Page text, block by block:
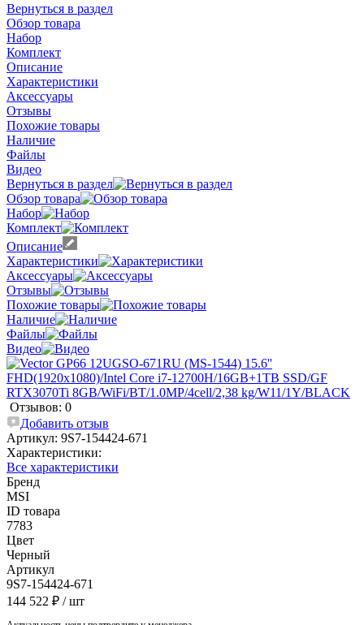
Вернуться в раздел
Обзор товара
Набор
Комплект
Описание
Характеристики
Аксессуары
Отзывы
Похожие товары
Наличие
Файлы
Видео
Вернуться в раздел
Обзор товара
Набор
Комплект
Описание
Характеристики
Аксессуары
Отзывы
Похожие товары
Наличие
Файлы
Видео
Отзывов: 0
Добавить отзыв
Артикул: 9S7-154424-671
Характеристики:
Все характеристики
Бренд
MSI
ID товара
7783
Цвет
Черный
Артикул
9S7-154424-671
144 522 ₽ / шт